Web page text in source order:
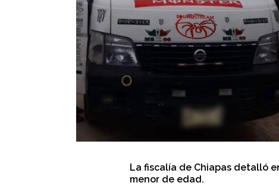
La fiscalía de Chiapas detalló
menor de edad.